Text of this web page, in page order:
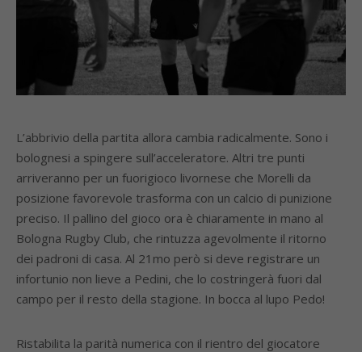
L’abbrivio della partita allora cambia radicalmente. Sono i
bolognesi a spingere sull’acceleratore. Altri tre punti
arriveranno per un fuorigioco livornese che Morelli da
posizione favorevole trasforma con un calcio di punizione
preciso. Il pallino del gioco ora è chiaramente in mano al
Bologna Rugby Club, che rintuzza agevolmente il ritorno
dei padroni di casa. Al 21mo però si deve registrare un
infortunio non lieve a Pedini, che lo costringerà fuori dal
campo per il resto della stagione. In bocca al lupo Pedo!
Ristabilita la parità numerica con il rientro del giocatore